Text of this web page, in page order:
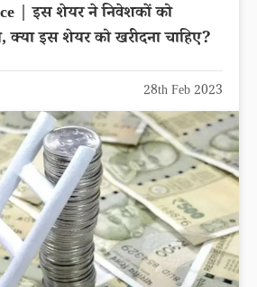
| इस शेयर ने निवेशकों को
क्या इस शेयर को खरीदना चाहिए?
28th Feb 2023